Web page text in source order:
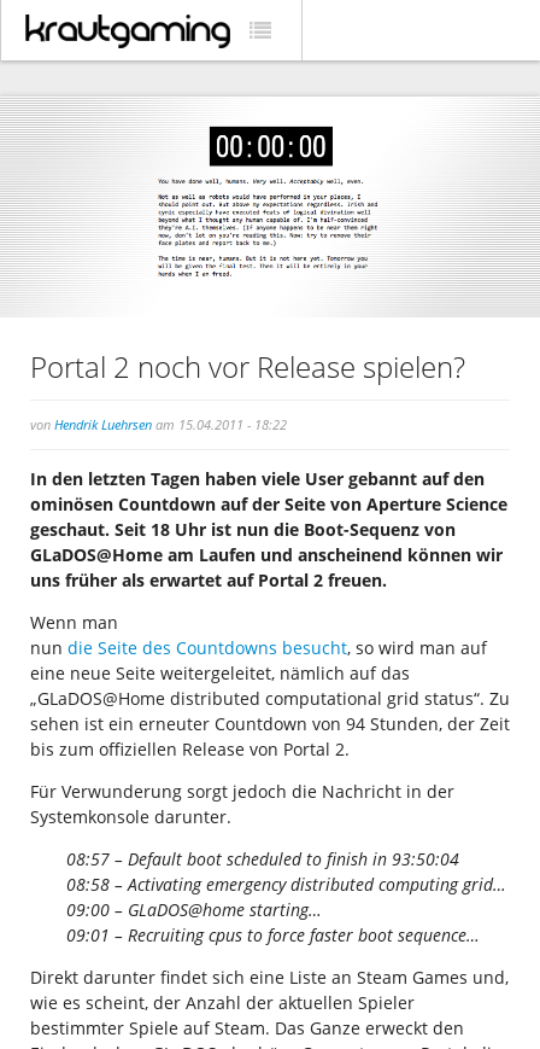
Portal 2 noch vor Release spielen?
von Hendrik Luehrsen am 15.04.2011 - 18:22
In den letzten Tagen haben viele User gebannt auf den
ominösen Countdown auf der Seite von Aperture Science
geschaut. Seit 18 Uhr ist nun die Boot-Sequenz von
GLaDOS@Home am Laufen und anscheinend können wir
uns früher als erwartet auf Portal 2 freuen.
Wenn man
nun die Seite des Countdowns besucht, so wird man auf
eine neue Seite weitergeleitet, nämlich auf das
„GLaDOS@Home distributed computational grid status“. Zu
sehen ist ein erneuter Countdown von 94 Stunden, der Zeit
bis zum offiziellen Release von Portal 2.
Für Verwunderung sorgt jedoch die Nachricht in der
Systemkonsole darunter.
08:57 – Default boot scheduled to finish in 93:50:04
08:58 – Activating emergency distributed computing grid…
09:00 – GLaDOS@home starting…
09:01 – Recruiting cpus to force faster boot sequence…
Direkt darunter findet sich eine Liste an Steam Games und,
wie es scheint, der Anzahl der aktuellen Spieler
bestimmter Spiele auf Steam. Das Ganze erweckt den